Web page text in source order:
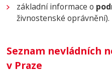
základní informace o
živnostenské oprávnění).
Seznam nevládních
v Praze